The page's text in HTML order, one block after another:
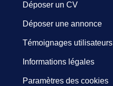
Déposer un CV
Déposer une annonce
Témoignages utilisateurs
Informations légales
Paramètres des cookies